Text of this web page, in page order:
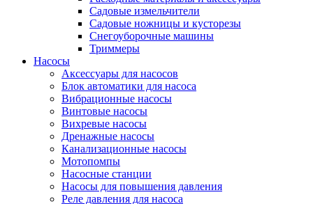
Садовые измельчители
Садовые ножницы и кусторезы
Снегоуборочные машины
Триммеры
Насосы
Аксессуары для насосов
Блок автоматики для насоса
Вибрационные насосы
Винтовые насосы
Вихревые насосы
Дренажные насосы
Канализационные насосы
Мотопомпы
Насосные станции
Насосы для повышения давления
Реле давления для насоса